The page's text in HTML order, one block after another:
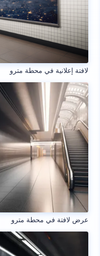
لافتة إعلانية في محطة مترو
عرض لافتة في محطة مترو